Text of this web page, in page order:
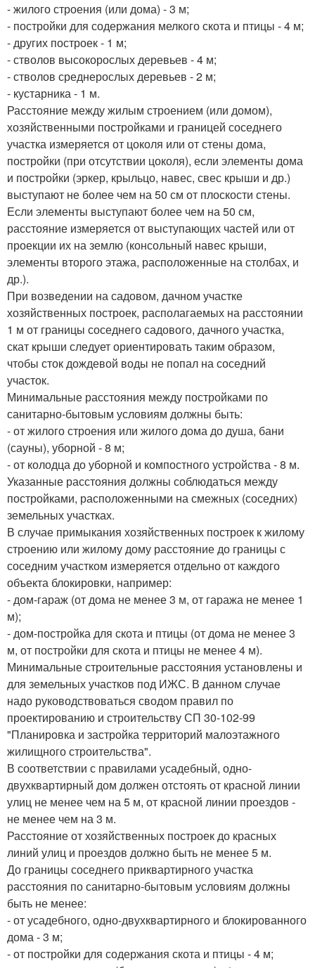
- жилого строения (или дома) - 3 м;
- постройки для содержания мелкого скота и птицы - 4 м;
- других построек - 1 м;
- стволов высокорослых деревьев - 4 м;
- стволов среднерослых деревьев - 2 м;
- кустарника - 1 м.
Расстояние между жилым строением (или домом),
хозяйственными постройками и границей соседнего
участка измеряется от цоколя или от стены дома,
постройки (при отсутствии цоколя), если элементы дома
и постройки (эркер, крыльцо, навес, свес крыши и др.)
выступают не более чем на 50 см от плоскости стены.
Если элементы выступают более чем на 50 см,
расстояние измеряется от выступающих частей или от
проекции их на землю (консольный навес крыши,
элементы второго этажа, расположенные на столбах, и
др.).
При возведении на садовом, дачном участке
хозяйственных построек, располагаемых на расстоянии
1 м от границы соседнего садового, дачного участка,
скат крыши следует ориентировать таким образом,
чтобы сток дождевой воды не попал на соседний
участок.
Минимальные расстояния между постройками по
санитарно-бытовым условиям должны быть:
- от жилого строения или жилого дома до душа, бани
(сауны), уборной - 8 м;
- от колодца до уборной и компостного устройства - 8 м.
Указанные расстояния должны соблюдаться между
постройками, расположенными на смежных (соседних)
земельных участках.
В случае примыкания хозяйственных построек к жилому
строению или жилому дому расстояние до границы с
соседним участком измеряется отдельно от каждого
объекта блокировки, например:
- дом-гараж (от дома не менее 3 м, от гаража не менее 1
м);
- дом-постройка для скота и птицы (от дома не менее 3
м, от постройки для скота и птицы не менее 4 м).
Минимальные строительные расстояния установлены и
для земельных участков под ИЖС. В данном случае
надо руководствоваться сводом правил по
проектированию и строительству СП 30-102-99
"Планировка и застройка территорий малоэтажного
жилищного строительства".
В соответствии с правилами усадебный, одно-
двухквартирный дом должен отстоять от красной линии
улиц не менее чем на 5 м, от красной линии проездов -
не менее чем на 3 м.
Расстояние от хозяйственных построек до красных
линий улиц и проездов должно быть не менее 5 м.
До границы соседнего приквартирного участка
расстояния по санитарно-бытовым условиям должны
быть не менее:
- от усадебного, одно-двухквартирного и блокированного
дома - 3 м;
- от постройки для содержания скота и птицы - 4 м;